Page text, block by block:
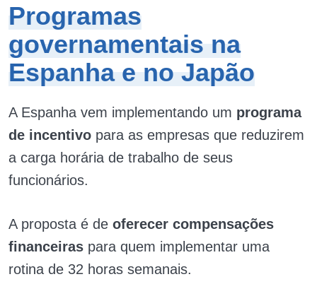
Programas
governamentais na
Espanha e no Japão
A Espanha vem implementando um programa
de incentivo para as empresas que reduzirem
a carga horária de trabalho de seus
funcionários.
A proposta é de oferecer compensações
financeiras para quem implementar uma
rotina de 32 horas semanais.